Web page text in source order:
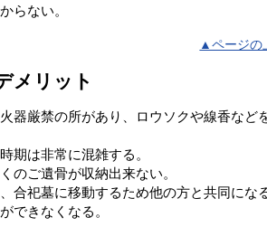
らない。
▲ページの
メリット
器厳禁の所があり、ロウソクや線香など
期は非常に混雑する。
のご遺骨が収納出来ない。
合祀墓に移動するため他の方と共同にな
できなくなる。